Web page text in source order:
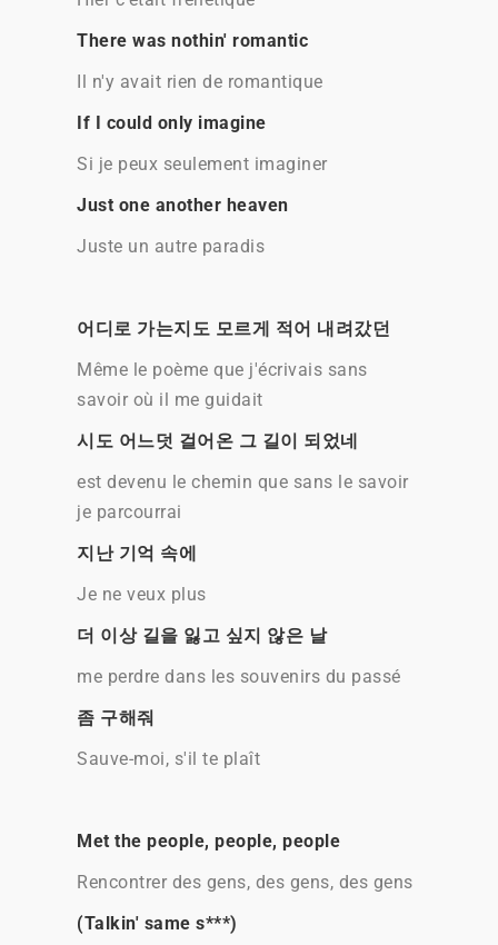
There was nothin' romantic
Il n'y avait rien de romantique
If I could only imagine
Si je peux seulement imaginer
Just one another heaven
Juste un autre paradis
어디로 가는지도 모르게 적어 내려갔던
Même le poème que j'écrivais sans
savoir où il me guidait
시도 어느덧 걸어온 그 길이 되었네
est devenu le chemin que sans le savoir
je parcourrai
지난 기억 속에
Je ne veux plus
더 이상 길을 잃고 싶지 않은 날
me perdre dans les souvenirs du passé
좀 구해줘
Sauve-moi, s'il te plaît
Met the people, people, people
Rencontrer des gens, des gens, des gens
(Talkin' same s***)